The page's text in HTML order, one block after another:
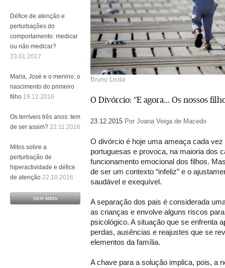
Bruno Lisita
O Divórcio: “E agora... Os nossos
23.12.2015 Por Joana Veiga de Macedo
O divórcio é hoje uma ameaça cada
portuguesas e provoca, na maioria dos
funcionamento emocional dos filhos.
de ser um contexto “infeliz” e o
saudável e exequível.
A separação dos pais é considerada
as crianças e envolve alguns riscos
psicológico. A situação que se enfrenta
perdas, ausências e reajustes que se
elementos da família.
A chave para a solução implica, pois, a
Défice de atenção e
perturbações do
comportamento: medicar
ou não medicar?
23.01.2017
Maria, José e o menino: o
nascimento do primeiro
filho 19.12.2016
Os terríveis três anos: tem
de ser assim? 22.11.2016
Mitos sobre a
perturbação de
hiperactividade e défice
de atenção 22.10.2016
VER MAIS